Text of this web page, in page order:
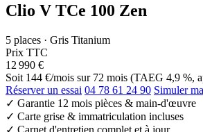
Clio V TCe 100 Zen
5 places · Gris Titanium
Prix TTC
12 990 €
Soit 144 €/mois sur 72 mois (TAEG 4,9 %,
Réserver un essai 04 78 61 24 90 Simuler
✓ Garantie 12 mois pièces & main-d'œuvre
✓ Carte grise & immatriculation incluses
✓ Carnet d'entretien complet et à jour